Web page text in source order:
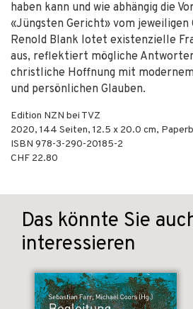
haben kann und wie abhängig die
«Jüngsten Gericht» vom
Renold Blank lotet existenzielle
aus, reflektiert mögliche
christliche Hoffnung mit
und persönlichen Glauben.
Edition NZN bei TVZ
2020, 144 Seiten, 12.5 x 20.0 cm,
ISBN 978-3-290-20185-2
CHF 22.80
Das könnte Sie
interessieren